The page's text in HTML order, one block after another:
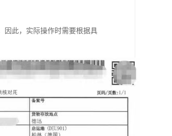
因此，实际操作时需要根据具